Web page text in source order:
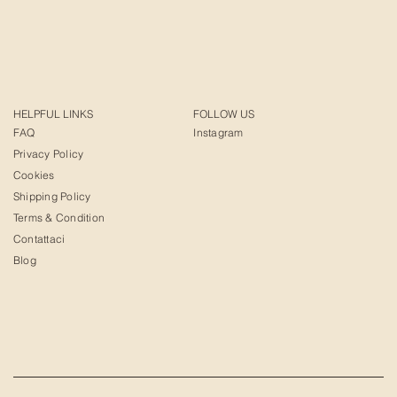
HELPFUL LINKS
FAQ
Privacy Policy
Cookies
Shipping Policy
Terms & Condition
Contattaci
Blog
FOLLOW US
Instagram